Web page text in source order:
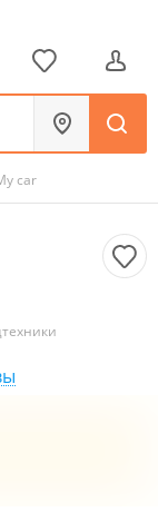
car